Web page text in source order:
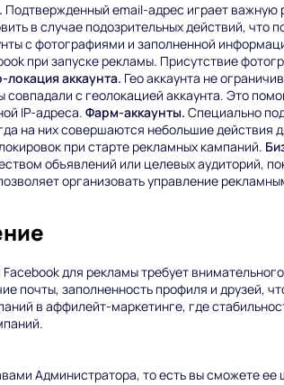
Подтвержденный email-адрес играет важную
в случае подозрительных действий, что
с фотографиями и заполненной
при запуске рекламы. Присутствие
локация аккаунта. Гео аккаунта не
совпадали с геолокацией аккаунта. Это
IP-адреса. Фарм-аккаунты. Специально
на них совершаются небольшие действия
при старте рекламных кампаний.
объявлений или целевых аудиторий,
организовать управление
Facebook для рекламы требует
почты, заполненность профиля и друзей,
в аффилейт-маркетинге, где
Администратора, то есть вы сможете ее